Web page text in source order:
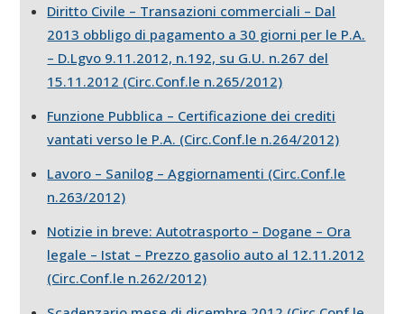
Diritto Civile – Transazioni commerciali – Dal
2013 obbligo di pagamento a 30 giorni per le P.A.
– D.Lgvo 9.11.2012, n.192, su G.U. n.267 del
15.11.2012 (Circ.Conf.le n.265/2012)
Funzione Pubblica – Certificazione dei crediti
vantati verso le P.A. (Circ.Conf.le n.264/2012)
Lavoro – Sanilog – Aggiornamenti (Circ.Conf.le
n.263/2012)
Notizie in breve: Autotrasporto – Dogane – Ora
legale – Istat – Prezzo gasolio auto al 12.11.2012
(Circ.Conf.le n.262/2012)